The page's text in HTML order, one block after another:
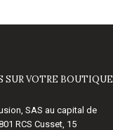
VOTRE BOUTIQUE
SAS au capital de
RCS Cusset, 15